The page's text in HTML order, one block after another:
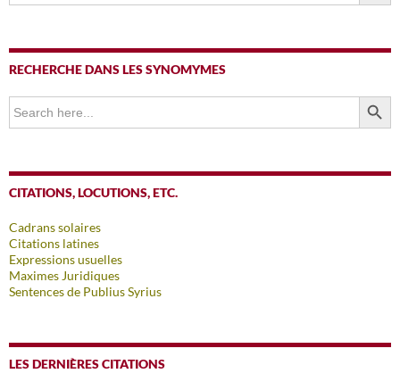
RECHERCHE DANS LES SYNOMYMES
Search
for:
SEARCH
CITATIONS, LOCUTIONS, ETC.
Cadrans solaires
Citations latines
Expressions usuelles
Maximes Juridiques
Sentences de Publius Syrius
LES DERNIÈRES CITATIONS